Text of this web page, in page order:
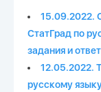
15.09.2022.
СтатГрад по
задания и
12.05.2022.
русскому